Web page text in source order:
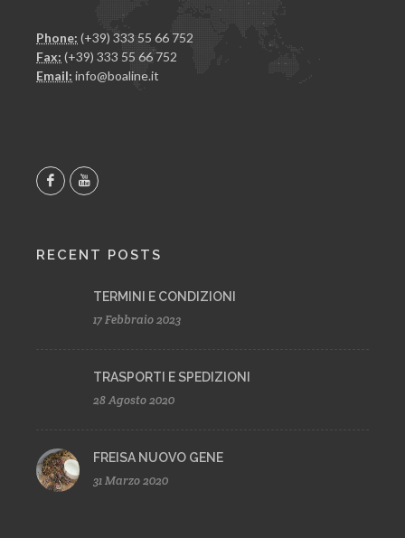
Phone: (+39) 333 55 66 752
Fax: (+39) 333 55 66 752
Email: info@boaline.it
RECENT POSTS
TERMINI E CONDIZIONI
17 Febbraio 2023
TRASPORTI E SPEDIZIONI
28 Agosto 2020
FREISA NUOVO GENE
31 Marzo 2020